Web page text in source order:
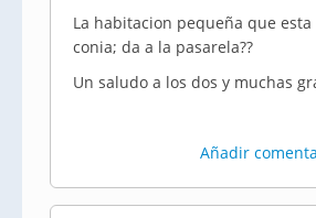
La habitacion pequeña que
conia; da a la pasarela??
Un saludo a los dos y muchas
Añadir